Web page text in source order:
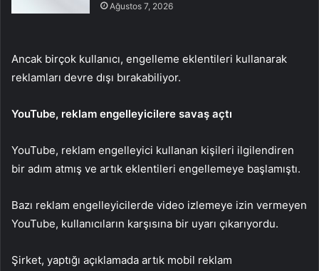
Ağustos 7, 2026
Ancak birçok kullanıcı, engelleme eklentileri kullanarak
reklamları devre dışı bırakabiliyor.
YouTube, reklam engelleyicilere savaş açtı
YouTube, reklam engelleyici kullanan kişileri ilgilendiren
bir adım atmış ve artık eklentileri engellemeye başlamıştı.
Bazı reklam engelleyicilerde video izlemeye izin vermeyen
YouTube, kullanıcıların karşısına bir uyarı çıkarıyordu.
Şirket, yaptığı açıklamada artık mobil reklam